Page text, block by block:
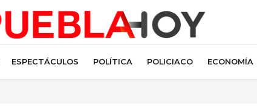
ESPECTÁCULOS POLÍTICA POLICIACO ECONOMÍA